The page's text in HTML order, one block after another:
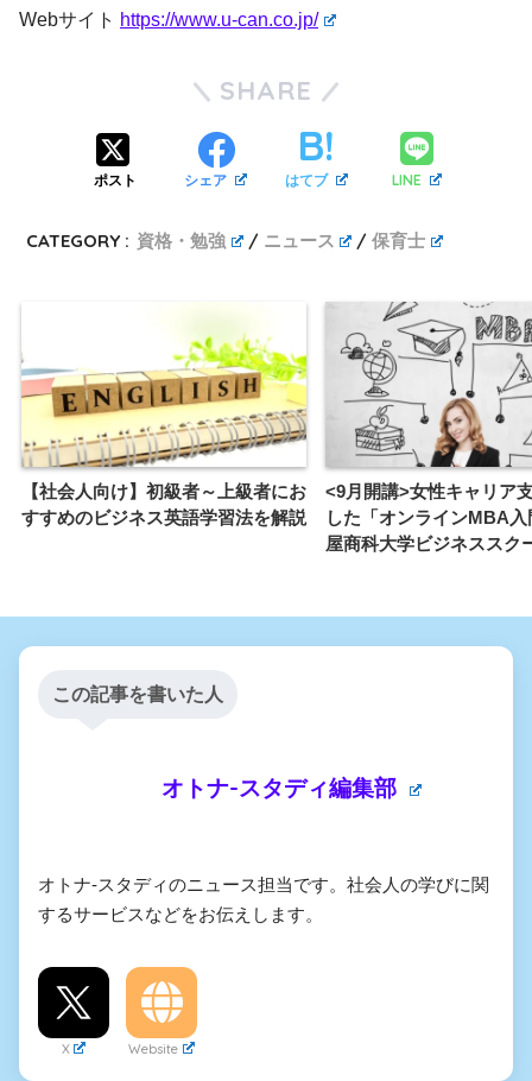
Webサイト https://www.u-can.co.jp/
SHARE
ポスト シェア はてブ LINE
CATEGORY : 資格・勉強 ニュース 保育士
【社会人向け】初級者～上級者にお
すすめのビジネス英語学習法を解説
<9月開講>女性キャリア
した「オンラインMBA
屋商科大学ビジネススク
この記事を書いた人
オトナ-スタディ編集部
オトナ-スタディのニュース担当です。社会人の学びに関
するサービスなどをお伝えします。
X Website